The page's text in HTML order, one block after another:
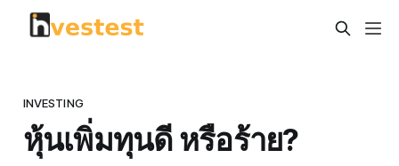
INVESTING
หุ้นเพิ่มทุนดี หรือร้าย?